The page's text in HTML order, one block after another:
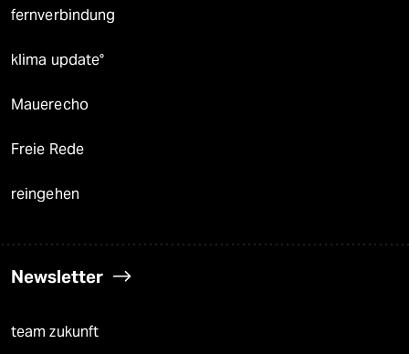
fernverbindung
klima update°
Mauerecho
Freie Rede
reingehen
Newsletter
team zukunft